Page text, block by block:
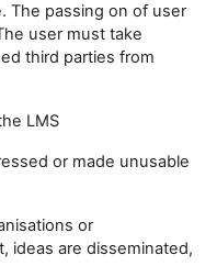
The passing on of user
user must take
third parties from
LMS
or made unusable
or
ideas are disseminated,